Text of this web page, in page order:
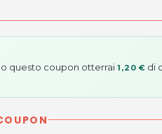
questo coupon otterrai 1,20 € di